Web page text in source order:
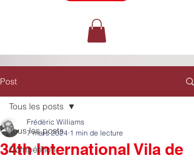
Post
Tous les posts
Compétition
Tous les posts
34th International Vila de
Frédéric Williams
7 mars 2024 1 min de lecture